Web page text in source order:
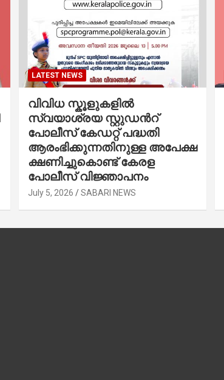
LATEST NEWS
വിവിധ സ്കൂളുകളില്‍
സ്വയാശ്രയ സ്റ്റുഡന്‍റ്
പോലീസ് കേഡറ്റ് പദ്ധതി
ആരംഭിക്കുന്നതിനുള്ള അപേക്ഷ
ക്ഷണിച്ചുകൊണ്ട് കേരള
പോലീസ് വിജ്ഞാപനം
July 5, 2026 SABARI NEWS